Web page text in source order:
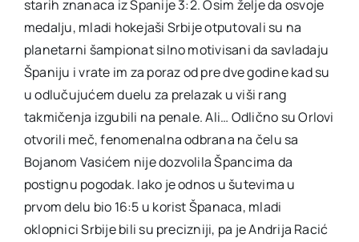
starih znanaca iz Španije 3:2. Osim želje da osvoje
medalju, mladi hokejaši Srbije otputovali su na
planetarni šampionat silno motivisani da savladaju
Španiju i vrate im za poraz od pre dve godine kad su
u odlučujućem duelu za prelazak u viši rang
takmičenja izgubili na penale. Ali… Odlično su Orlovi
otvorili meč, fenomenalna odbrana na čelu sa
Bojanom Vasićem nije dozvolila Špancima da
postignu pogodak. Iako je odnos u šutevima u
prvom delu bio 16:5 u korist Španaca, mladi
oklopnici Srbije bili su precizniji, pa je Andrija Racić